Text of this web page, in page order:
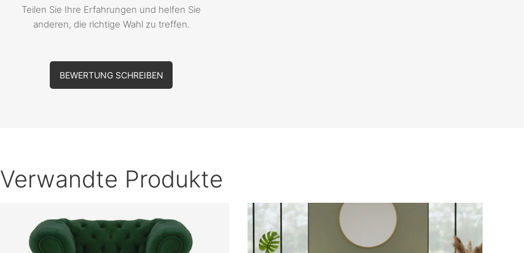
Teilen Sie Ihre Erfahrungen und helfen Sie
anderen, die richtige Wahl zu treffen.
BEWERTUNG SCHREIBEN
Verwandte Produkte